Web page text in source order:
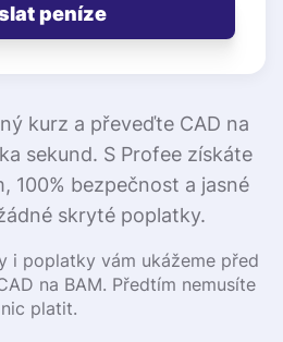
peníze
kurz a převeďte CAD na
sekund. S Profee získáte
100% bezpečnost a jasné
skryté poplatky.
i poplatky vám ukážeme před
na BAM. Předtím nemusíte
nic platit.